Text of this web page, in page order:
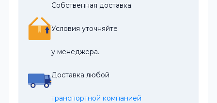
Собственная доставка.
Условия уточняйте
у менеджера.
Доставка любой
транспортной компанией